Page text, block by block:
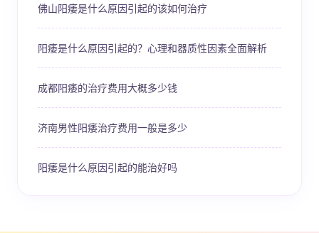
佛山阳痿是什么原因引起的该如何治疗
阳痿是什么原因引起的？心理和器质性因素全面解析
成都阳痿的治疗费用大概多少钱
济南男性阳痿治疗费用一般是多少
阳痿是什么原因引起的能治好吗